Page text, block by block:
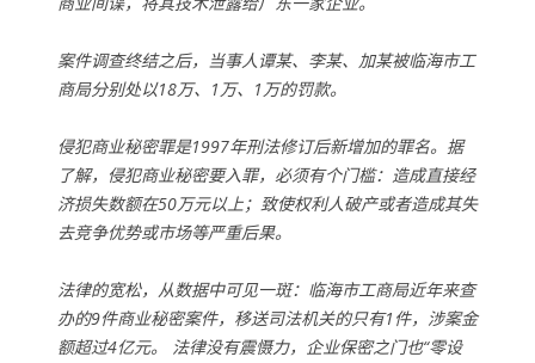
案件调查终结之后，当事人谭某、李某、加某被临海市工
商局分别处以18万、1万、1万的罚款。
侵犯商业秘密罪是1997年刑法修订后新增加的罪名。据
了解，侵犯商业秘密要入罪，必须有个门槛：造成直接经
济损失数额在50万元以上；致使权利人破产或者造成其失
去竞争优势或市场等严重后果。
法律的宽松，从数据中可见一斑：临海市工商局近年来查
办的9件商业秘密案件，移送司法机关的只有1件，涉案金
额超过4亿元。 法律没有震慑力，企业保密之门也“零设